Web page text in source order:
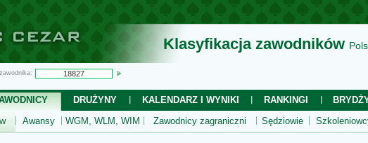
Klasyfikacja zawodników
DRUŻYNY KALENDARZ I WYNIKI RANKINGI
Awansy WGM, WLM, WIM Zawodnicy zagraniczni Sędziowie